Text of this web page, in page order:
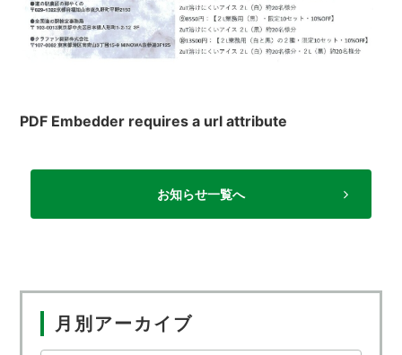
PDF Embedder requires a url attribute
お知らせ一覧へ
月別アーカイブ